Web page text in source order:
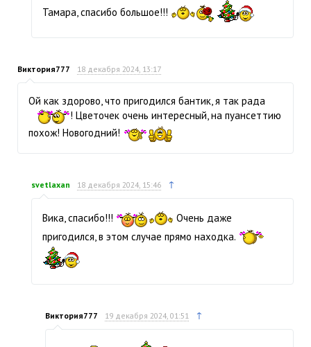
Тамара, спасибо большое!!!
Виктория777 18 декабря 2024, 13:17
Ой как здорово, что пригодился бантик, я так рада
! Цветочек очень интересный, на пуансеттию
похож! Новогодний!
svetlaxan 18 декабря 2024, 15:46 ↑
Вика, спасибо!!!
Очень даже
пригодился, в этом случае прямо находка.
Виктория777 19 декабря 2024, 01:51 ↑